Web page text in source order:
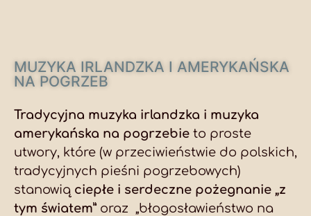
MUZYKA IRLANDZKA I AMERYKAŃSKA
NA POGRZEB
Tradycyjna muzyka irlandzka i muzyka
amerykańska na pogrzebie to proste
utwory, które (w przeciwieństwie do polskich,
tradycyjnych pieśni pogrzebowych)
stanowią ciepłe i serdeczne pożegnanie „z
tym światem”oraz „błogosławieństwo na